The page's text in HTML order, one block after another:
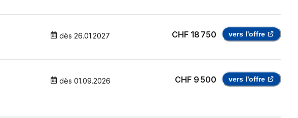
dès 26.01.2027 CHF 18 750 vers l'offre
dès 01.09.2026 CHF 9 500 vers l'offre